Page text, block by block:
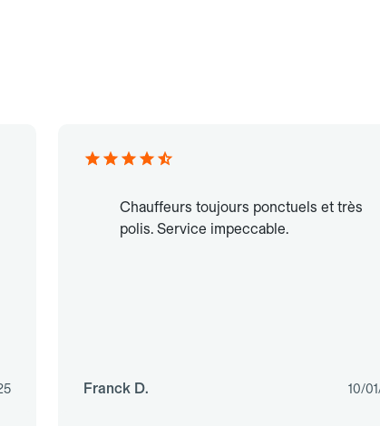
Chauffeurs toujours ponctuels et très
polis. Service impeccable.
Franck D. 10/